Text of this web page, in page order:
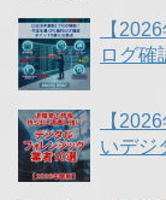
【
ログ確
【
いデジ